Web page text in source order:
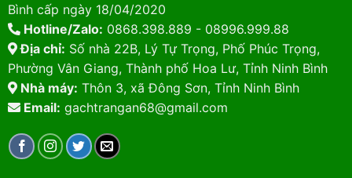
Bình cấp ngày 18/04/2020
Hotline/Zalo: 0868.398.889 - 08996.999.88
Địa chỉ: Số nhà 22B, Lý Tự Trọng, Phố Phúc Trọng,
Phường Vân Giang, Thành phố Hoa Lư, Tỉnh Ninh Bình
Nhà máy: Thôn 3, xã Đông Sơn, Tỉnh Ninh Bình
Email: gachtrangan68@gmail.com